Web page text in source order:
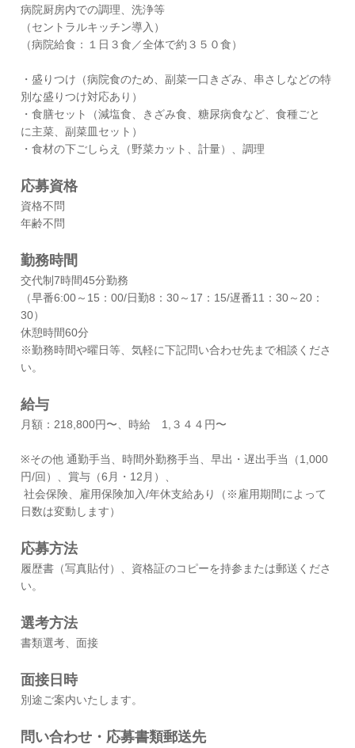
​病院厨房内での調理、洗浄等
（セントラルキッチン導入）
（病院給食：１日３食／全体で約３５０食）
・盛りつけ（病院食のため、副菜一口きざみ、串さしなどの特
別な盛りつけ対応あり）
・食膳セット（減塩食、きざみ食、糖尿病食など、食種ごと
に主菜、副菜皿セット）
・食材の下ごしらえ（野菜カット、計量）、調理
応募資格
資格不問
年齢不問
勤務時間
交代制7時間45分勤務
（早番6:00～15：00/日勤8：30～17：15/遅番11：30～20：
30）
休憩時間60分
※勤務時間や曜日等、気軽に下記問い合わせ先まで相談くださ
い。
給与
月額：218,800円〜、時給 1,３４４円〜
※その他 通勤手当、時間外勤務手当、早出・遅出手当（1,000
円/回）、賞与（6月・12月）、
​ 社会保険、雇用保険加入/年休支給あり（※雇用期間によって
日数は変動します）
応募方法
履歴書（写真貼付）、資格証のコピーを持参または郵送くださ
い。
選考方法
書類選考、面接
面接日時
別途ご案内いたします。
問い合わせ・応募書類郵送先